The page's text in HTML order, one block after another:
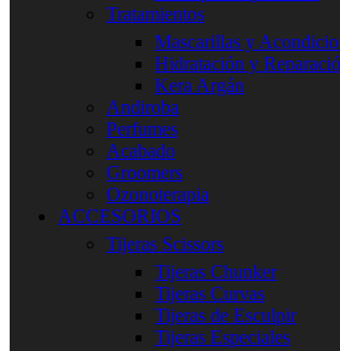
Tratamientos
Mascarillas y
Hidratación y
Kera Argán
Andiroba
Perfumes
Acabado
Groomers
Ozonoterapia
ACCESORIOS
Tijeras Scissors
Tijeras Chunker
Tijeras Curvas
Tijeras de Esculpir
Tijeras Especiales